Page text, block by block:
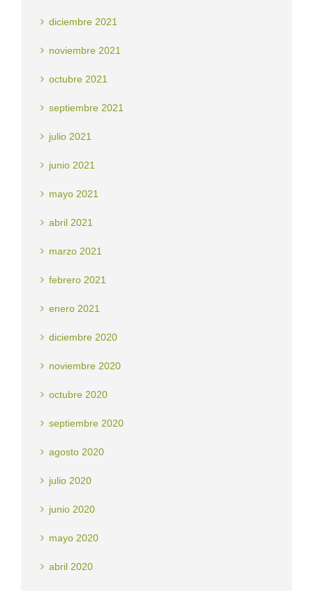
diciembre 2021
noviembre 2021
octubre 2021
septiembre 2021
julio 2021
junio 2021
mayo 2021
abril 2021
marzo 2021
febrero 2021
enero 2021
diciembre 2020
noviembre 2020
octubre 2020
septiembre 2020
agosto 2020
julio 2020
junio 2020
mayo 2020
abril 2020